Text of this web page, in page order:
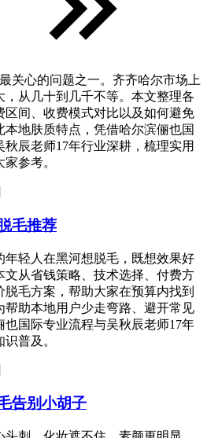
关心的问题之一。齐齐哈尔市场上
，从几十到几千不等。本文整理各
区间、收费模式对比以及如何避免
本地肤质特点，凭借哈尔滨俪也国
秋辰老师17年行业深耕，梳理实用
参考。
毛推荐
年轻人在黑河想脱毛，既想效果好
文从省钱策略、技术选择、付费方
毛方案，帮助大家在预算内找到
帮助本地用户少走弯路、避开常见
也国际专业流程与吴秋辰老师17年
普及。
告别小胡子